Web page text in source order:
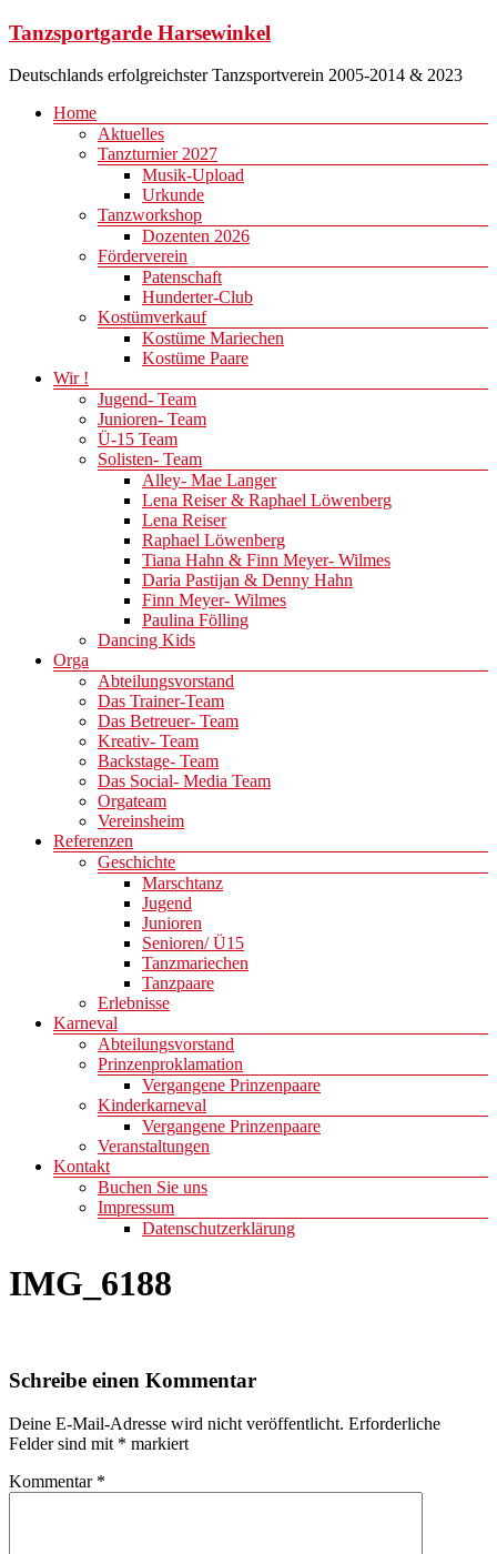
Zum
springen
Tanzsportgarde Harsewinkel
Deutschlands erfolgreichster Tanzsportverein 2005-2014 & 2023
Menü
Home
Aktuelles
Tanzturnier 2027
Musik-Upload
Urkunde
Tanzworkshop
Dozenten 2026
Förderverein
Patenschaft
Hunderter-Club
Kostümverkauf
Kostüme Mariechen
Kostüme Paare
Wir !
Jugend- Team
Junioren- Team
Ü-15 Team
Solisten- Team
Alley- Mae Langer
Lena Reiser & Raphael Löwenberg
Lena Reiser
Raphael Löwenberg
Tiana Hahn & Finn Meyer- Wilmes
Daria Pastijan & Denny Hahn
Finn Meyer- Wilmes
Paulina Fölling
Dancing Kids
Orga
Abteilungsvorstand
Das Trainer-Team
Das Betreuer- Team
Kreativ- Team
Backstage- Team
Das Social- Media Team
Orgateam
Vereinsheim
Referenzen
Geschichte
Marschtanz
Jugend
Junioren
Senioren/ Ü15
Tanzmariechen
Tanzpaare
Erlebnisse
Karneval
Abteilungsvorstand
Prinzenproklamation
Vergangene Prinzenpaare
Kinderkarneval
Vergangene Prinzenpaare
Veranstaltungen
Kontakt
Buchen Sie uns
Impressum
Datenschutzerklärung
IMG_6188
Schreibe einen Kommentar
Deine E-Mail-Adresse wird nicht veröffentlicht. Erforderliche
Felder sind mit * markiert
Kommentar *